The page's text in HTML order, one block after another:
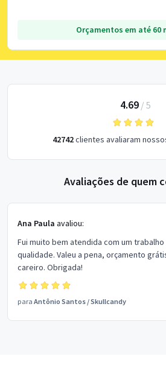
Orçamentos em até 60
4.69/ 5
42742clientes avaliaram
Avaliações de quem
Ana Paula avaliou:
Fui muito bem atendida com um trabalho
qualidade. Valeu a pena, orçamento
careiro. Obrigada!
para Antônio Santos /Skullcandy